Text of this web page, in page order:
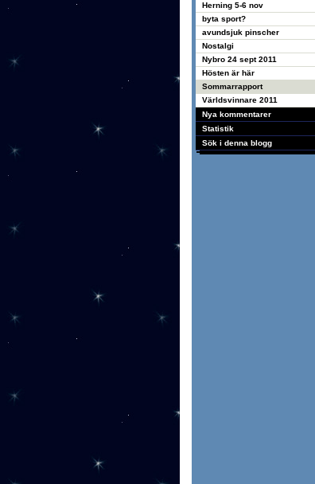
Herning 5-6 nov
byta sport?
avundsjuk pinscher
Nostalgi
Nybro 24 sept 2011
Hösten är här
Sommarrapport
Världsvinnare 2011
Nya kommentarer
Statistik
Sök i denna blogg